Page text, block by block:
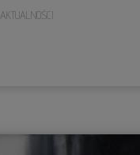
AKTUALNOŚCI